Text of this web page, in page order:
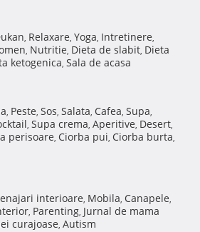
, Relaxare, Yoga, Intretinere,
, Nutritie, Dieta de slabit, Dieta
ketogenica, Sala de acasa
, Peste, Sos, Salata, Cafea, Supa,
, Supa crema, Aperitive, Desert,
perisoare, Ciorba pui, Ciorba burta,
interioare, Mobila, Canapele,
, Parenting, Jurnal de mama
curajoase, Autism